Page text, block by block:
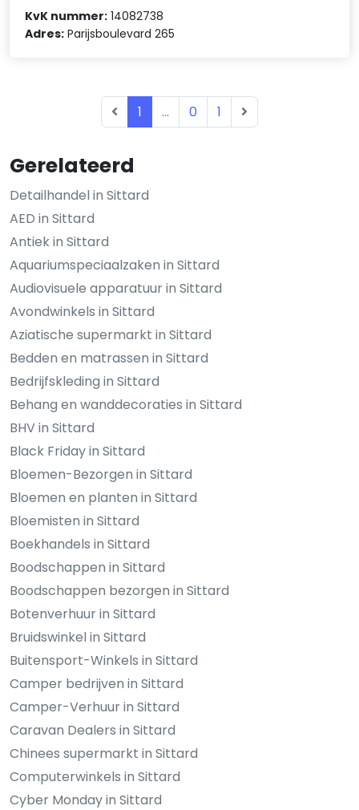
Gerelateerd
Detailhandel in Sittard
AED in Sittard
Antiek in Sittard
Aquariumspeciaalzaken in Sittard
Audiovisuele apparatuur in Sittard
Avondwinkels in Sittard
Aziatische supermarkt in Sittard
Bedden en matrassen in Sittard
Bedrijfskleding in Sittard
Behang en wanddecoraties in Sittard
BHV in Sittard
Black Friday in Sittard
Bloemen-Bezorgen in Sittard
Bloemen en planten in Sittard
Bloemisten in Sittard
Boekhandels in Sittard
Boodschappen in Sittard
Boodschappen bezorgen in Sittard
Botenverhuur in Sittard
Bruidswinkel in Sittard
Buitensport-Winkels in Sittard
Camper bedrijven in Sittard
Camper-Verhuur in Sittard
Caravan Dealers in Sittard
Chinees supermarkt in Sittard
Computerwinkels in Sittard
Cyber Monday in Sittard
KvK nummer: 14082738
Adres: Parijsboulevard 265
1 ... 0 1